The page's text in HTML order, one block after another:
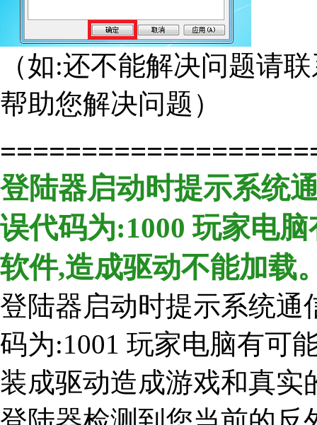
（如:还不能解决问题请
帮助您解决问题）
登陆器启动时提示系统
误代码为:1000 玩家电
软件,造成驱动不能加载
登陆器启动时提示系统通
码为:1001 玩家电脑有可
装成驱动造成游戏和真实